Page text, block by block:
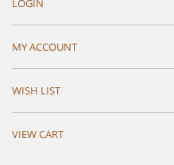
LOGIN
MY ACCOUNT
WISH LIST
VIEW CART